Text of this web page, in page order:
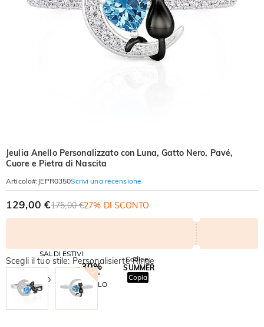
Jeulia Anello Personalizzato con Luna, Gatto Nero, Pavé,
Cuore e Pietra di Nascita
Articolo#: JEPR0350Scrivi una recensione
129,00 €175,00 €27% DI SCONTO
SALDI ESTIVI
-10%
SU TUTTO
-30%
SUL 2°
ARTICOLO
Codice:
SUMMER
Copia
Scegli il tuo stile: Personalisierte Ringe